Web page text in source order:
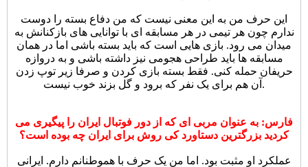
این حرف من به این معنی نیست که من دفاع بسته را دوست
ندارم چون هر تیمی در هر مسابقه ای با توانایی های بازکنانش به
میدان می رود. بازی هایی است که باید بسته باشی اما در همان
مسابقه ها باید طراحی هجومی نیز داشته باشی و به دروازه
حریفان حمله کنی. فقط بسته بازی کردن و صرفا زیر توپ زدن
آن هم برای یک نفر که برود و گل بزند خوب نیست.
فارس: به عنوان مربی ای که از دور فوتبال ایران را پیگیری می
کردید بزرگترین دستاورد کی روش برای ایران چه بوده است؟
عملکرد او مثبت بود. اما من یک حرف با هموطنانم دارم. ایرانی